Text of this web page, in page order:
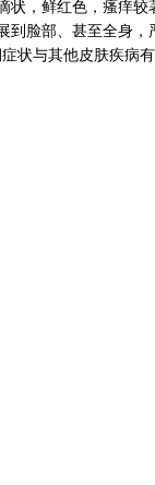
鲜红色，瘙痒较
部、甚至全身，
状与其他皮肤疾病